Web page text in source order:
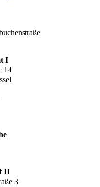
I
14
II
3